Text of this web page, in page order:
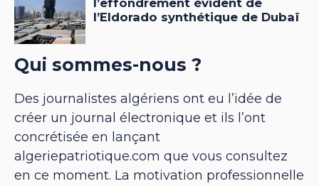
Qui sommes-nous ?
Des journalistes algériens ont eu l’idée de
créer un journal électronique et ils l’ont
concrétisée en lançant
algeriepatriotique.com que vous consultez
en ce moment. La motivation professionnelle